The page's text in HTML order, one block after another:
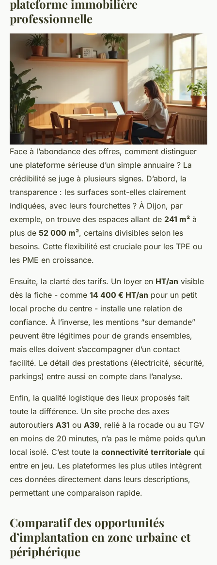
plateforme immobilière
professionnelle
Face à l’abondance des offres, comment distinguer
une plateforme sérieuse d’un simple annuaire ? La
crédibilité se juge à plusieurs signes. D’abord, la
transparence : les surfaces sont-elles clairement
indiquées, avec leurs fourchettes ? À Dijon, par
exemple, on trouve des espaces allant de 241 m² à
plus de 52 000 m², certains divisibles selon les
besoins. Cette flexibilité est cruciale pour les TPE ou
les PME en croissance.
Ensuite, la clarté des tarifs. Un loyer en HT/an visible
dès la fiche - comme 14 400 € HT/an pour un petit
local proche du centre - installe une relation de
confiance. À l’inverse, les mentions “sur demande”
peuvent être légitimes pour de grands ensembles,
mais elles doivent s’accompagner d’un contact
facilité. Le détail des prestations (électricité, sécurité,
parkings) entre aussi en compte dans l’analyse.
Enfin, la qualité logistique des lieux proposés fait
toute la différence. Un site proche des axes
autoroutiers A31 ou A39, relié à la rocade ou au TGV
en moins de 20 minutes, n’a pas le même poids qu’un
local isolé. C’est toute la connectivité territoriale qui
entre en jeu. Les plateformes les plus utiles intègrent
ces données directement dans leurs descriptions,
permettant une comparaison rapide.
Comparatif des opportunités
d’implantation en zone urbaine et
périphérique